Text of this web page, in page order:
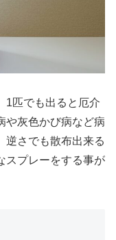
1匹でも出ると厄介
や灰色かび病など病
逆さでも散布出来る
スプレーをする事が